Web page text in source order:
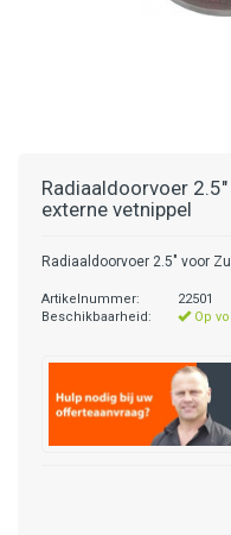
Radiaaldoorvoer
externe vetnippel
Radiaaldoorvoer 2.5" voor
Artikelnummer:
22501
Beschikbaarheid:
Op